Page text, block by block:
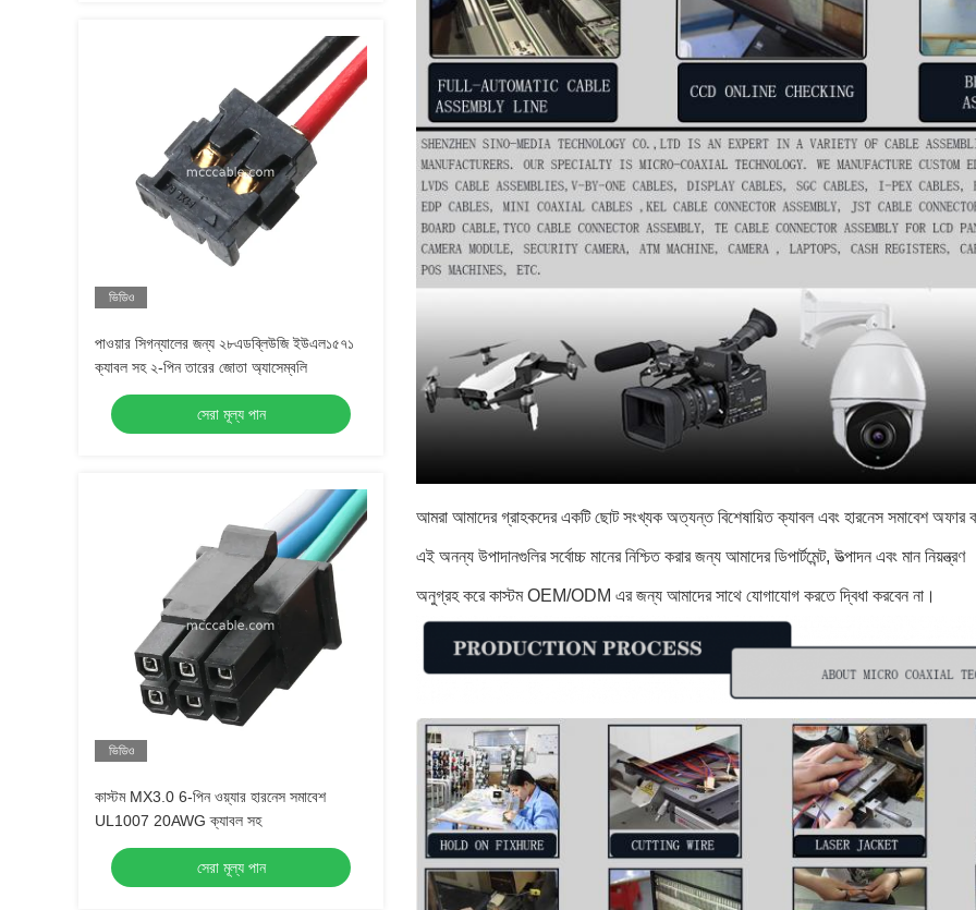
ভিডিও
পাওয়ার সিগন্যালের জন্য ২৮এডব্লিউজি ইউএল১৫৭১
ক্যাবল সহ ২-পিন তারের জোতা অ্যাসেম্বলি
সেরা মূল্য পান
ভিডিও
কাস্টম MX3.0 6-পিন ওয়্যার হারনেস সমাবেশ
UL1007 20AWG ক্যাবল সহ
সেরা মূল্য পান
আমরা আমাদের গ্রাহকদের একটি ছোট সংখ্যক অত্যন্ত বিশেষায়িত ক্যাবল এবং হারনেস সমাবেশ অফার
এই অনন্য উপাদানগুলির সর্বোচ্চ মানের নিশ্চিত করার জন্য আমাদের ডিপার্টমেন্ট, উত্পাদন এবং মান নিয়ন্ত্রণ
অনুগ্রহ করে কাস্টম OEM/ODM এর জন্য আমাদের সাথে যোগাযোগ করতে দ্বিধা করবেন না।